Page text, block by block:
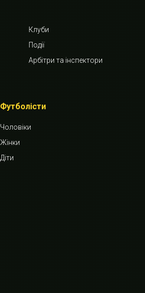
Клуби
Події
Арбітри та інспектори
Футболісти
Чоловіки
Жінки
Діти